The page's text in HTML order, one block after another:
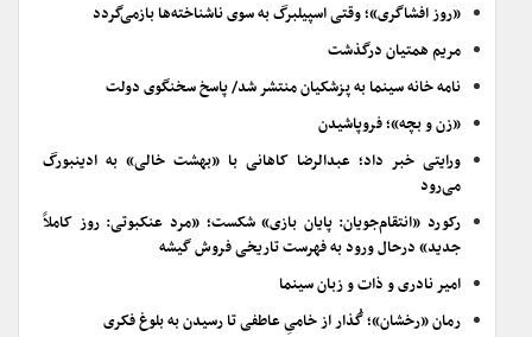
«روز افشاگری»؛ وقتی اسپیلبرگ به سوی ناشناخته‌ها بازمی‌گردد
مریم همتیان درگذشت
نامه خانه سینما به پزشکیان منتشر شد/ پاسخ سخنگوی دولت
«زن و بچه»؛ فروپاشیدن
ورایتی خبر داد؛ عبدالرضا کاهانی با «بهشت خالی» به ادینبورگ
می‌رود
رکورد «انتقام‌جویان: پایان بازی» شکست؛ «مرد عنکبوتی: روز کاملاً
جدید» درحال ورود به فهرست تاریخی فروش گیشه
امیر نادری و ذات و زبان سینما
رمان «رخشان»؛ گُذار از خامیِ عاطفی تا رسیدن به بلوغ فکری